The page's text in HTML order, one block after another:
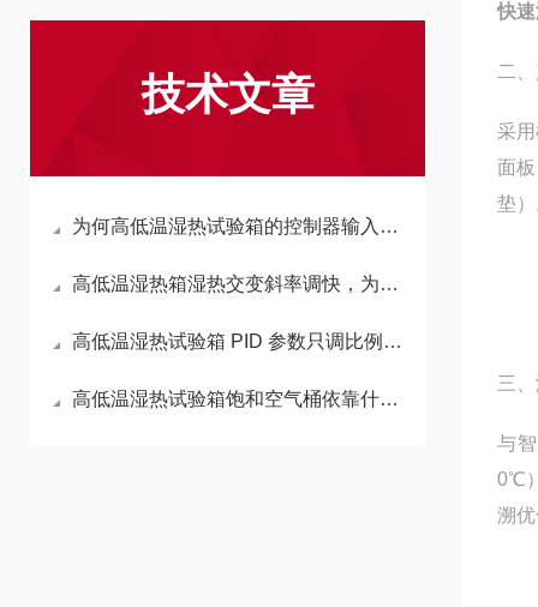
技术文章
为何高低温湿热试验箱的控制器输入输出点数对后期扩展功能至关重要？
高低温湿热箱湿热交变斜率调快，为什么湿度震荡幅度会呈现明显增大趋势？
高低温湿热试验箱 PID 参数只调比例系数为何会造成湿热工况持续超调
高低温湿热试验箱饱和空气桶依靠什么原理实现稳定湿度持续供给？
快
二
采
面
垫
三
与
0℃
溯